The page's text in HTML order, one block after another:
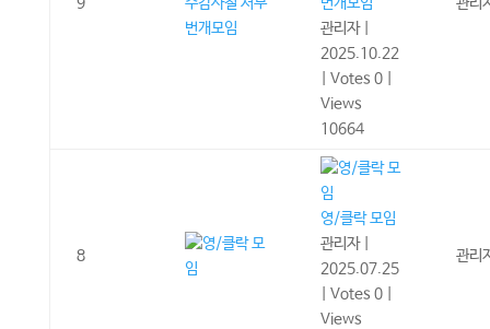
관리자
2025.10.22
Votes 0
Views
10664
8
영/클락 모임
관리자
2025.07.25
Votes 0
Views
관리